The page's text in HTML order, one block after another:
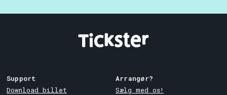
Om Tickster
Support
Download billet
Arrangør?
Sælg med os!